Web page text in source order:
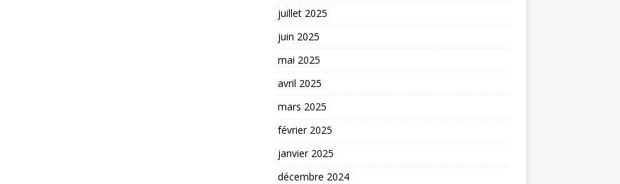
juillet 2025
juin 2025
mai 2025
avril 2025
mars 2025
février 2025
janvier 2025
décembre 2024